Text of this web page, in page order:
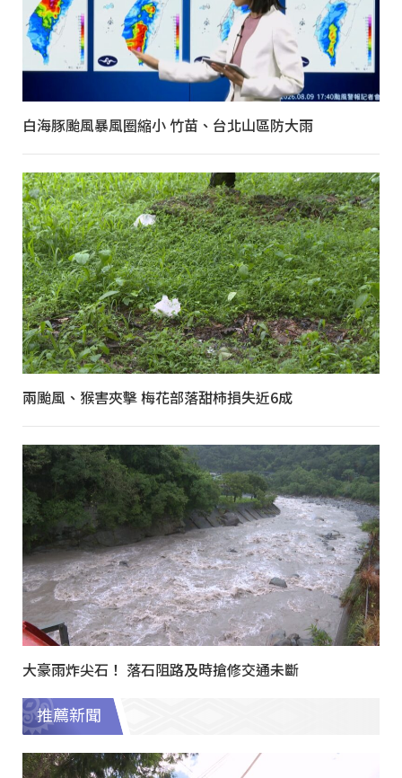
白海豚颱風暴風圈縮小 竹苗、台北山區防大雨
兩颱風、猴害夾擊 梅花部落甜柿損失近6成
大豪雨炸尖石！ 落石阻路及時搶修交通未斷
推薦新聞